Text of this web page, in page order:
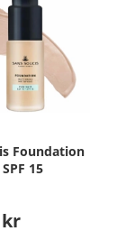
Foundation
15